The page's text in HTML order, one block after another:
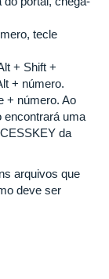
tecle
+ Shift +
+ número.
+ número. Ao
encontrará uma
da
arquivos que
deve ser